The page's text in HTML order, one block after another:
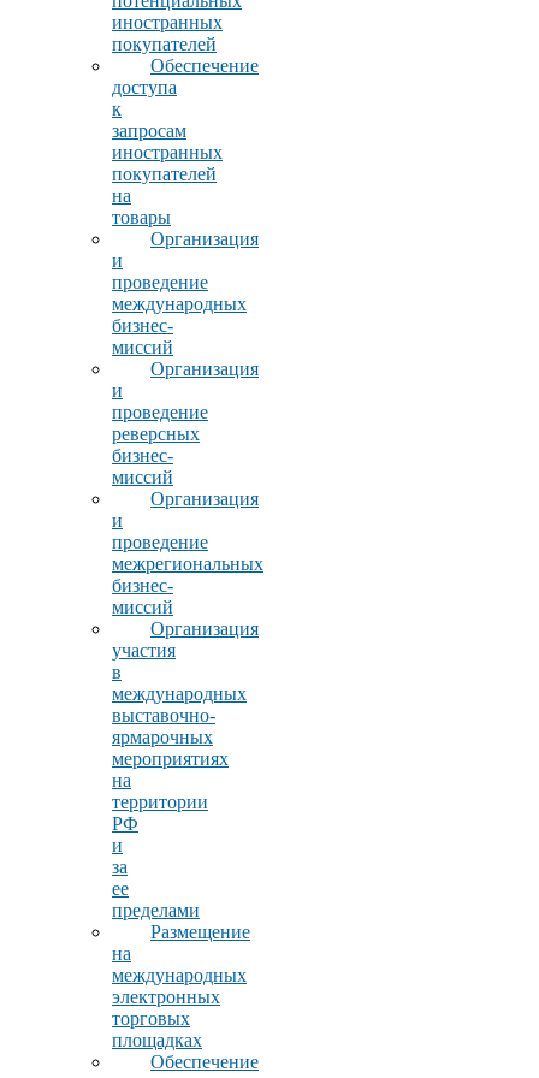
иностранных
покупателей
Обеспечение
доступа
к
запросам
иностранных
покупателей
на
товары
Организация
и
проведение
международных
бизнес-
миссий
Организация
и
проведение
реверсных
бизнес-
миссий
Организация
и
проведение
межрегиональных
бизнес-
миссий
Организация
участия
в
международных
выставочно-
ярмарочных
мероприятиях
на
территории
РФ
и
за
ее
пределами
Размещение
на
международных
электронных
торговых
площадках
Обеспечение